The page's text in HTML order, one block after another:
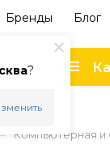
?
Бренды Блог
– Компьютерная и